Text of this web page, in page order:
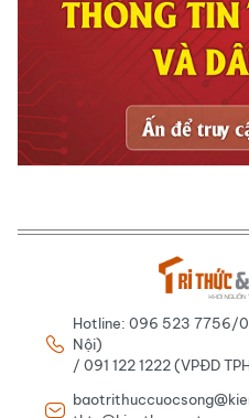
Hotline: 096 523 7756/
Nội)
/ 091 122 1222 (VPĐD